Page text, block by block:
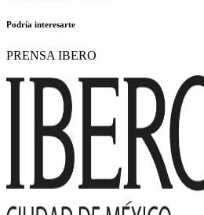
Podría interesarte
PRENSA IBERO